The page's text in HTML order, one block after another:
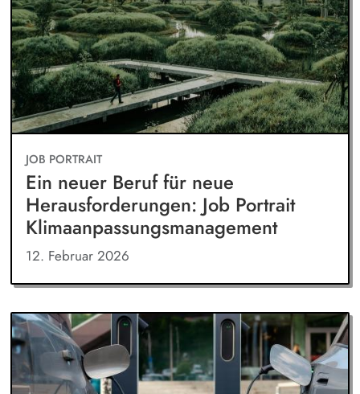
JOB PORTRAIT
Ein neuer Beruf für neue
Herausforderungen: Job Portrait
Klimaanpassungsmanagement
12. Februar 2026